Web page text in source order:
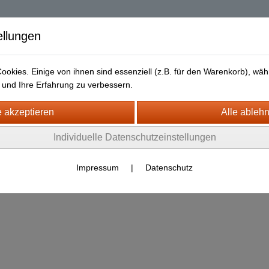
Diablo 2
Liefer- und Versandkosten Widerrufsrecht
+ ROTW Softcore Ladder Season
PS4/5)
Einige von ihnen sind essenziell (z.B. für den Warenkorb),
Ihre Erfahrung zu verbessern.
Individuelle Datenschutzeinstellungen
Impressum | Datenschutz